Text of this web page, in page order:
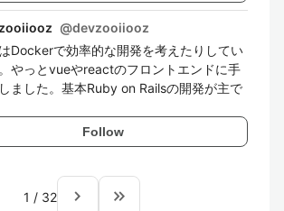
@devzooiiooz
Dockerで効率的な開発を考えたりしてい
やっとvueやreactのフロントエンドに手
ました。基本Ruby on Railsの開発が主で
Follow
1 / 32 navigate_next keyboard_double_arrow_right